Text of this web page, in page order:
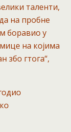
таленти,
на пробне
боравио у
на којима
збо гтога“,